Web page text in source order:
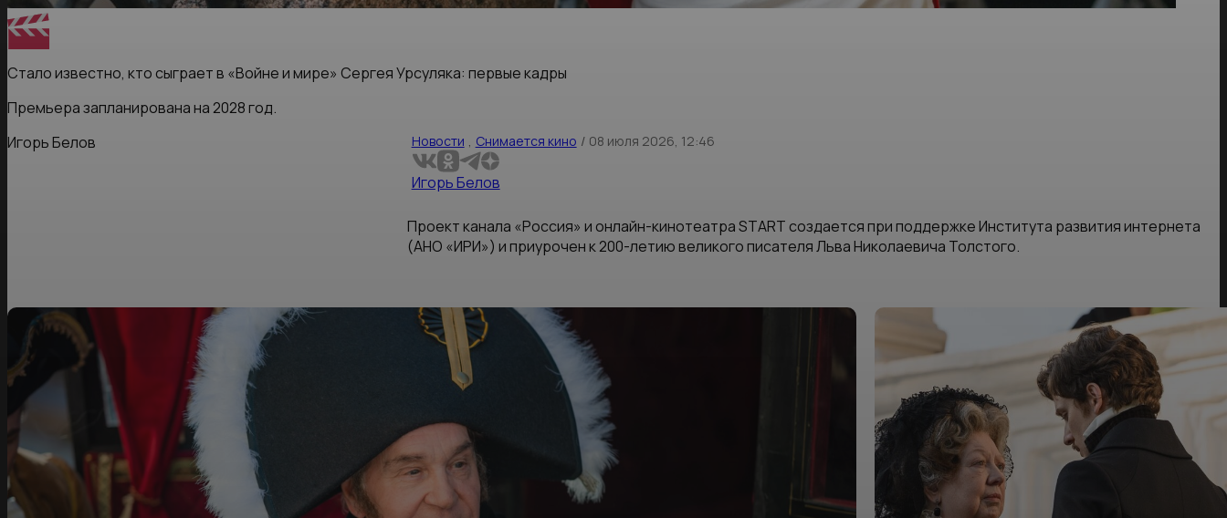
Стало известно, кто сыграет в «Войне и мире» Сергея Урсуляка: первые кадры
Премьера запланирована на 2028 год.
Игорь Белов
Новости , Снимается кино / 08 июля 2026, 12:46
Игорь Белов
Проект канала «Россия» и онлайн-кинотеатра START создается при поддержке Института развития интернета
(АНО «ИРИ») и приурочен к 200-летию великого писателя Льва Николаевича Толстого.